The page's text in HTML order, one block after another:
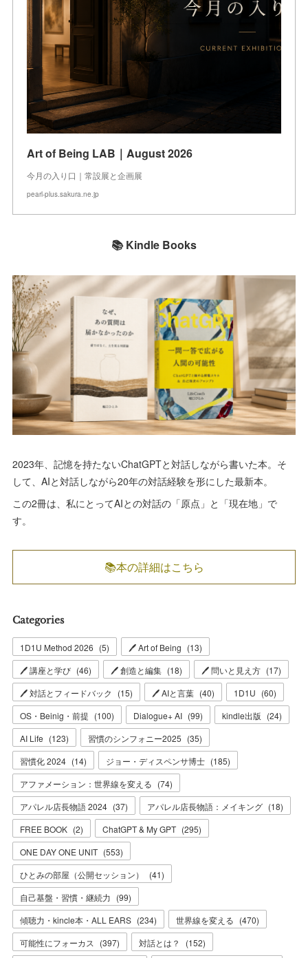
Art of Being LAB｜August 2026
今月の入り口｜常設展と企画展
pearl-plus.sakura.ne.jp
📚 Kindle Books
2023年、記憶を持たないChatGPTと対話しながら書いた本。そ
して、AIと対話しながら20年の対話経験を形にした最新本。
この2冊は、私にとってAIとの対話の「原点」と「現在地」で
す。
📚本の詳細はこちら
Categories
1D1U Method 2026 (5) 🖊 Art of Being (13)
🖊 講座と学び (46) 🖊 創造と編集 (18) 🖊 問いと見え方 (17)
🖊 対話とフィードバック
(15) 🖊 AIと言葉 (40) 1D1U (60)
OS・Beinig・前提 (100) Dialogue+ AI (99) kindle出版 (24)
AI Life (123) 習慣のシンフォニー2025 (35)
習慣化 2024 (14) ジョー・ディスペンサ博士 (185)
アファメーション：世界線を変える (74)
アパレル店長物語 2024 (37) アパレル店長物語：メイキング (18)
FREE BOOK (2) ChatGPT & My GPT (295)
ONE DAY ONE UNIT (553)
ひとみの部屋（公開セッション）
(41)
自己基盤・習慣・継続力 (99)
傾聴力・kincle本・ALL EARS (234) 世界線を変える (470)
可能性にフォーカス
(397) 対話とは？ (152)